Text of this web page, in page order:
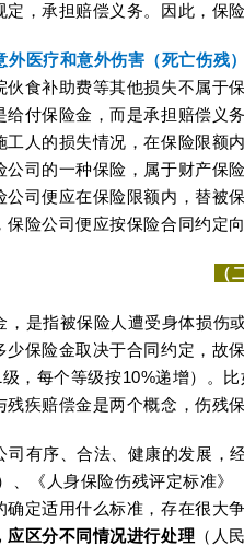
，承担赔偿义务。因此，保
外医疗和意外伤害（死亡伤残
伙食补助费等其他损失不属于
给付保险金，而是承担赔偿义
人的损失情况，在保险限额
司的一种保险，属于财产保
司便应在保险限额内，替被
险公司便应按保险合同约定
（
，是指被保险人遭受身体损伤
保险金取决于合同约定，故
，每个等级按10%递增）。
残疾赔偿金是两个概念，伤残
司有序、合法、健康的发展，
、《人身保险伤残评定标准
定适用什么标准，存在很大
应区分不同情况进行处理 （人